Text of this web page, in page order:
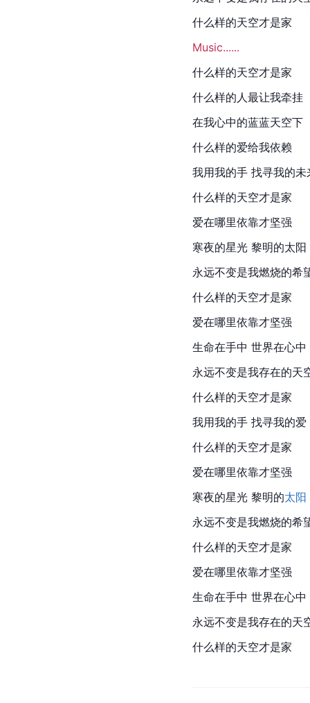
什么样的天空才是家
Music......
什么样的天空才是家
什么样的人最让我牵挂
在我心中的蓝蓝天空下
什么样的爱给我依赖
我用我的手 找寻我的未
什么样的天空才是家
爱在哪里依靠才坚强
寒夜的星光 黎明的太阳
永远不变是我燃烧的希
什么样的天空才是家
爱在哪里依靠才坚强
生命在手中 世界在心中
永远不变是我存在的天
什么样的天空才是家
我用我的手 找寻我的爱
什么样的天空才是家
爱在哪里依靠才坚强
寒夜的星光 黎明的太阳
永远不变是我燃烧的希
什么样的天空才是家
爱在哪里依靠才坚强
生命在手中 世界在心中
永远不变是我存在的天
什么样的天空才是家